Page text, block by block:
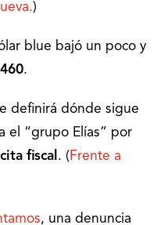
)
blue bajó un poco y
.
definirá dónde sigue
el “grupo Elías” por
fiscal . ( Frente a
, una denuncia